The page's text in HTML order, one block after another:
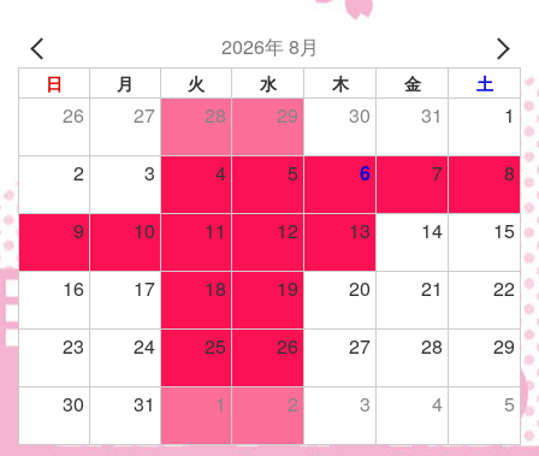
2026年 8月
日 月 火 水 木 金 土
26 27 28 29 30 31 1
2 3 4 5 6 7 8
9 10 11 12 13 14 15
16 17 18 19 20 21 22
23 24 25 26 27 28 29
30 31 1 2 3 4 5